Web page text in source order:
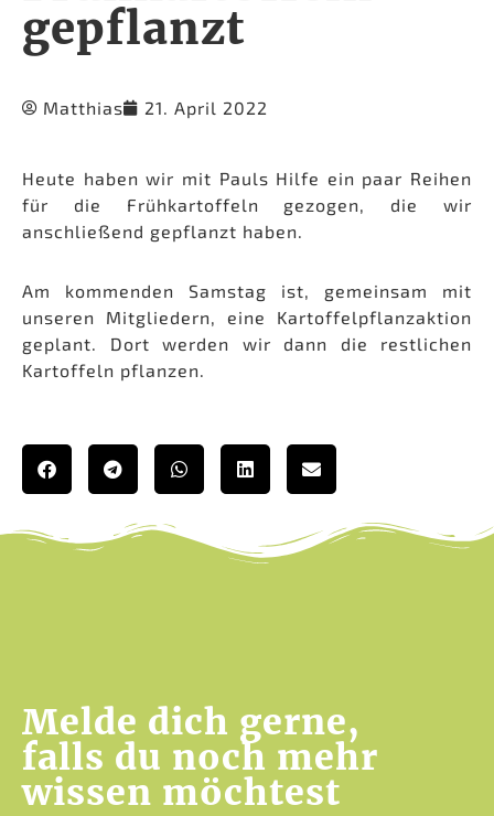
gepflanzt
Matthias 21. April 2022
Heute haben wir mit Pauls Hilfe ein paar Reihen
für die Frühkartoffeln gezogen, die wir
anschließend gepflanzt haben.
Am kommenden Samstag ist, gemeinsam mit
unseren Mitgliedern, eine Kartoffelpflanzaktion
geplant. Dort werden wir dann die restlichen
Kartoffeln pflanzen.
Melde dich gerne,
falls du noch mehr
wissen möchtest